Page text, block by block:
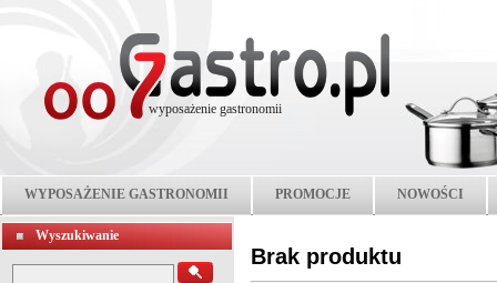
wyposażenie gastronomii
WYPOSAŻENIE GASTRONOMII PROMOCJE NOWOŚCI
Wyszukiwanie
Brak produktu